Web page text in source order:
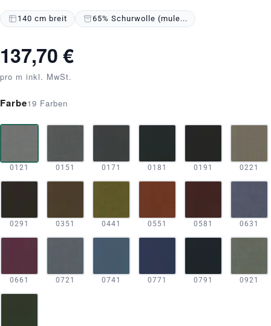
140 cm breit 65% Schurwolle (mule...
137,70 €
pro m inkl. MwSt.
Farbe19 Farben
0121 0151 0171 0181 0191 0221
0291 0351 0441 0551 0581 0631
0661 0721 0741 0771 0791 0921